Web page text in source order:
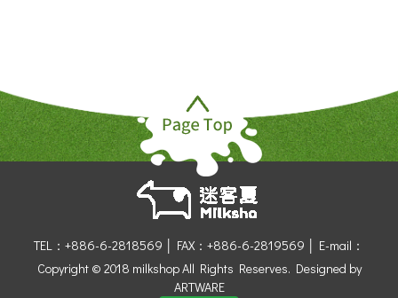
TEL：+886-6-2818569 │ FAX：+886-6-2819569 │
E-mail：
Copyright © 2018 milkshop All Rights Reserves. Designed by
ARTWARE